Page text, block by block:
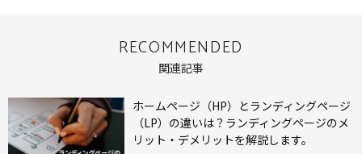
RECOMMENDED
関連記事
ホームページ（HP）とランディングページ
（LP）の違いは？ランディングページのメ
リット・デメリットを解説します。